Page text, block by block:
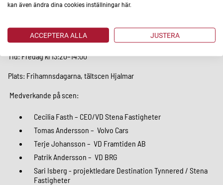
Information
Samverkan för förändring – så skapar vi framtidstro i Tynnered.
Ta del av programmet här.
Tid: Fredag kl 13:20–14:00
Plats: Frihamnsdagarna, tältscen Hjalmar
Medverkande på scen:
Cecilia Fasth – CEO/VD Stena Fastigheter
Tomas Andersson – Volvo Cars
Terje Johansson – VD Framtiden AB
Patrik Andersson – VD BRG
Sari Isberg - projektledare Destination Tynnered / Stena
Fastigheter
kan även ändra dina cookies inställningar här.
ACCEPTERA ALLA JUSTERA